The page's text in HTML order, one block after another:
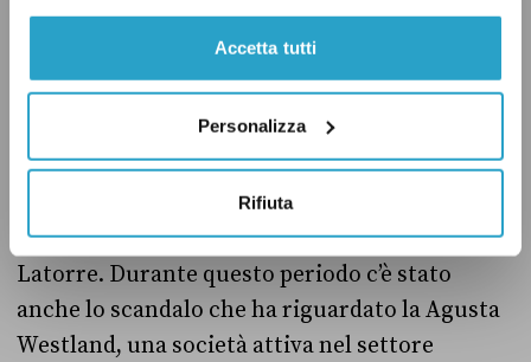
Accetta tutti
Personalizza
Rifiuta
italiano a recarsi nel Paese asiatico.
La visita di Meloni arriva dopo gli attriti che
hanno caratterizzato le relazioni nell’ultimo
decennio, in particolare tra il 2012 e il 2015,
soprattutto a causa dell’arresto dei marò
italiani Salvatore Girone e Massimiliano
Latorre. Durante questo periodo c’è stato
anche lo scandalo che ha riguardato la Agusta
Westland, una società attiva nel settore